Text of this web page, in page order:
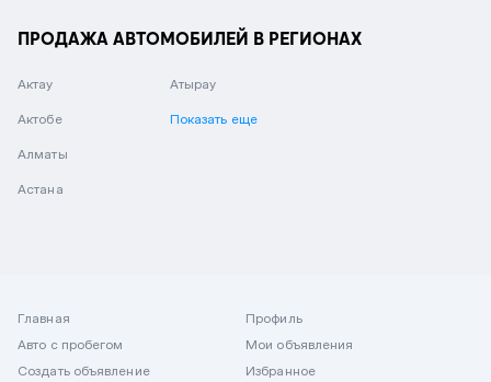
ПРОДАЖА АВТОМОБИЛЕЙ В РЕГИОНАХ
Актау
Актобе
Алматы
Астана
Атырау
Показать еще
Главная
Авто с пробегом
Создать объявление
Профиль
Мои объявления
Избранное